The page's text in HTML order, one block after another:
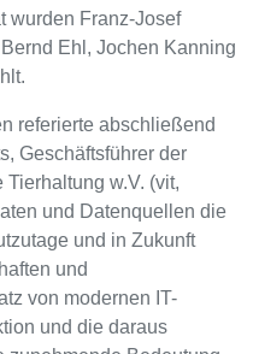
wurden Franz-Josef
Ehl, Jochen Kanning
referierte abschließend
Geschäftsführer der
w.V. (vit,
und Datenquellen die
und in Zukunft
und
von modernen IT-
und die daraus